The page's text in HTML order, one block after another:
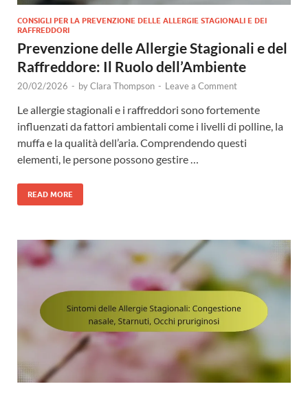
CONSIGLI PER LA PREVENZIONE DELLE ALLERGIE STAGIONALI E DEI
RAFFREDDORI
Prevenzione delle Allergie Stagionali e del
Raffreddore: Il Ruolo dell’Ambiente
20/02/2026 - byClara Thompson - Leave a Comment
Le allergie stagionali e i raffreddori sono fortemente
influenzati da fattori ambientali come i livelli di polline, la
muffa e la qualità dell’aria. Comprendendo questi
elementi, le persone possono gestire …
READ MORE